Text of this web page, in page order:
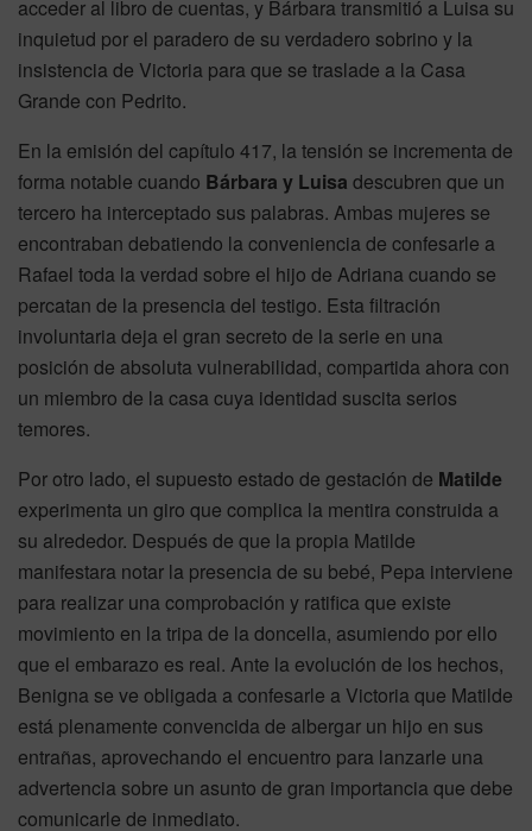
acceder al libro de cuentas, y Bárbara transmitió a Luisa su
inquietud por el paradero de su verdadero sobrino y la
insistencia de Victoria para que se traslade a la Casa
Grande con Pedrito.
En la emisión del capítulo 417, la tensión se incrementa de
forma notable cuando Bárbara y Luisa descubren que un
tercero ha interceptado sus palabras. Ambas mujeres se
encontraban debatiendo la conveniencia de confesarle a
Rafael toda la verdad sobre el hijo de Adriana cuando se
percatan de la presencia del testigo. Esta filtración
involuntaria deja el gran secreto de la serie en una
posición de absoluta vulnerabilidad, compartida ahora con
un miembro de la casa cuya identidad suscita serios
temores.
Por otro lado, el supuesto estado de gestación de Matilde
experimenta un giro que complica la mentira construida a
su alrededor. Después de que la propia Matilde
manifestara notar la presencia de su bebé, Pepa interviene
para realizar una comprobación y ratifica que existe
movimiento en la tripa de la doncella, asumiendo por ello
que el embarazo es real. Ante la evolución de los hechos,
Benigna se ve obligada a confesarle a Victoria que Matilde
está plenamente convencida de albergar un hijo en sus
entrañas, aprovechando el encuentro para lanzarle una
advertencia sobre un asunto de gran importancia que debe
comunicarle de inmediato.